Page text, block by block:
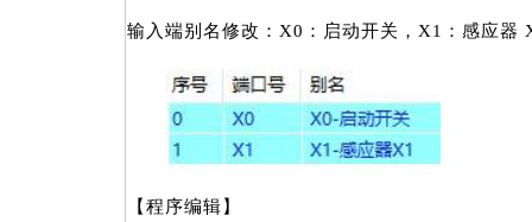
输入端别名修改：X0：启动开关，X1：感应器
【程序编辑】